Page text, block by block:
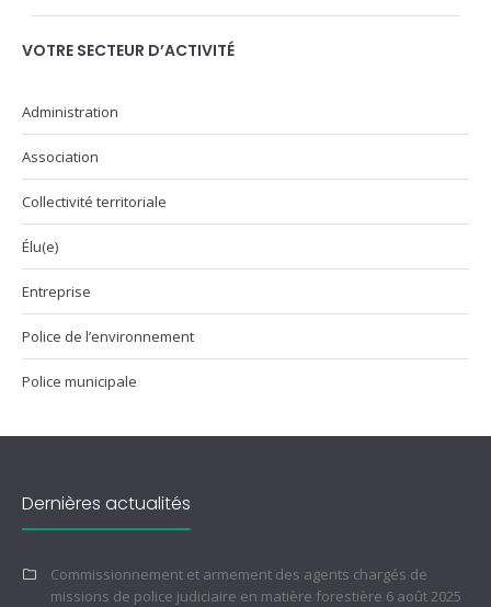
VOTRE SECTEUR D’ACTIVITÉ
Administration
Association
Collectivité territoriale
Élu(e)
Entreprise
Police de l’environnement
Police municipale
Dernières actualités
Commissionnement et armement des agents chargés de
missions de police judiciaire en matière forestière 6 août 2025